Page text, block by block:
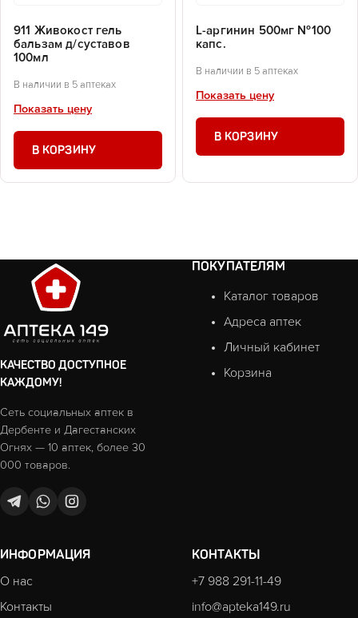
911 Живокост гель
бальзам д/суставов
100мл
В наличии в 5 аптеках
Показать цену
В КОРЗИНУ
L-аргинин 500мг №100
капс.
В наличии в 5 аптеках
Показать цену
В КОРЗИНУ
КАЧЕСТВО ДОСТУПНОЕ
КАЖДОМУ!
Сеть социальных аптек в
Дербенте и Дагестанских
Огнях — 10 аптек, более 30
000 товаров.
ПОКУПАТЕЛЯМ
Каталог товаров
Адреса аптек
Личный кабинет
Корзина
ИНФОРМАЦИЯ
О нас
Контакты
КОНТАКТЫ
+7 988 291-11-49
info@apteka149.ru